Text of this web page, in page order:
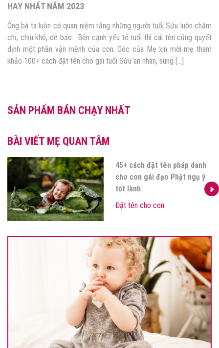
HAY NHẤT NĂM 2023
Ông bà ta luôn có quan niệm rằng những người tuổi Sửu luôn chăm
chỉ, chịu khó, dễ bảo. Bên cạnh yếu tố tuổi thì cái tên cũng quyết
định một phần vận mệnh của con. Góc của Mẹ xin mời mẹ tham
khảo 100+ cách đặt tên cho gái tuổi Sửu an nhàn, sung […]
SẢN PHẨM BÁN CHẠY NHẤT
BÀI VIẾT MẸ QUAN TÂM
45+ cách đặt tên pháp danh
cho con gái đạo Phật ngụ ý
tốt lành
Đặt tên cho con